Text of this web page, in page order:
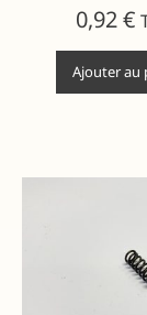
0,92€
Ajouter au